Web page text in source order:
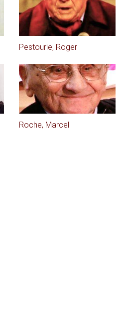
Pestourie, Roger
Roche, Marcel